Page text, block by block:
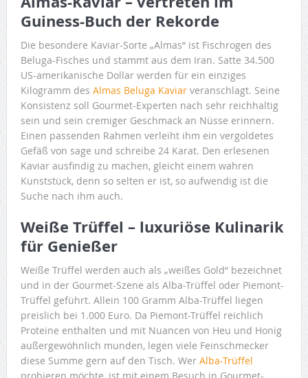
Guiness-Buch der Rekorde
Die besondere Kaviar-Sorte „Almas“ ist Fischrogen des
Beluga-Fisches und stammt aus dem Iran. Satte 34.500
US-amerikanische Dollar werden für ein einziges
Kilogramm des Almas Beluga Kaviarveranschlagt. Seine
Konsistenz soll Gourmet-Experten nach sehr reichhaltig
sein und sein cremiger Geschmack an Nüsse erinnern.
Einen passenden Rahmen verleiht ihm ein vergoldetes
Gefäß von sage und schreibe 24 Karat. Den erlesenen
Kaviar ausfindig zu machen, gleicht einem wahren
Kunststück, denn so selten er ist, so aufwendig ist die
Suche nach ihm auch.
Weiße Trüffel – luxuriöse Kulinarik
für Genießer
Weiße Trüffel werden auch als „weißes Gold“ bezeichnet
und in der Gourmet-Szene als Alba-Trüffel oder Piemont-
Trüffel geführt. Allein 100 Gramm Alba-Trüffel liegen
preislich bei 1.000 Euro. Da Piemont-Trüffel reichlich
Proteine enthalten und mit Nuancen von Heu und Honig
außergewöhnlich munden, legen viele Feinschmecker
diese Summe gern auf den Tisch. Wer Alba-Trüffel